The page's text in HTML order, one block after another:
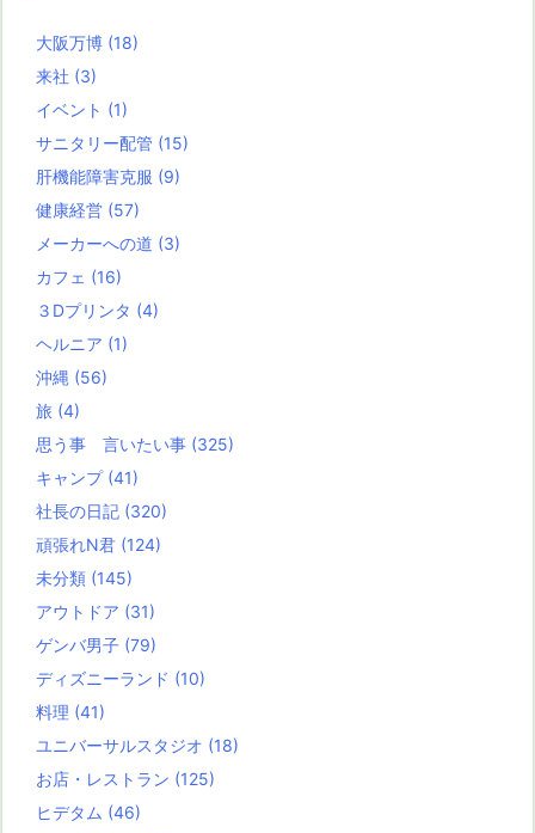
大阪万博 (18)
来社 (3)
イベント (1)
サニタリー配管 (15)
肝機能障害克服 (9)
健康経営 (57)
メーカーへの道 (3)
カフェ (16)
３Dプリンタ (4)
ヘルニア (1)
沖縄 (56)
旅 (4)
思う事 言いたい事 (325)
キャンプ (41)
社長の日記 (320)
頑張れN君 (124)
未分類 (145)
アウトドア (31)
ゲンバ男子 (79)
ディズニーランド (10)
料理 (41)
ユニバーサルスタジオ (18)
お店・レストラン (125)
ヒデタム (46)